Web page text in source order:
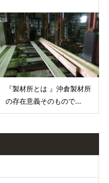
『製材所とは 』沖倉製材所
の存在意義そのもので...